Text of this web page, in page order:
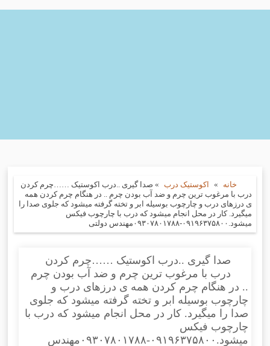
خانه » اکوستیک درب » صدا گیری ..درب اکوستیک ……چرم کردن
درب با مرغوب ترین چرم و ضد آب بودن چرم .. در هنگام چرم کردن همه
ی درزهای درب و چارچوب بوسیله ابر و تخته گرفته میشود که جلوی صدا را
میگیرد. کار در محل انجام میشود که درب با چارچوب فیکس
میشود.۰۹۱۹۶۳۷۵۸۰۰-۰۹۳۰۷۸۰۱۷۸۸مهندس دولتی
صدا گیری ..درب اکوستیک ……چرم کردن
درب با مرغوب ترین چرم و ضد آب بودن چرم
.. در هنگام چرم کردن همه ی درزهای درب و
چارچوب بوسیله ابر و تخته گرفته میشود که جلوی
صدا را میگیرد. کار در محل انجام میشود که درب با
چارچوب فیکس
میشود.۰۹۱۹۶۳۷۵۸۰۰-۰۹۳۰۷۸۰۱۷۸۸مهندس